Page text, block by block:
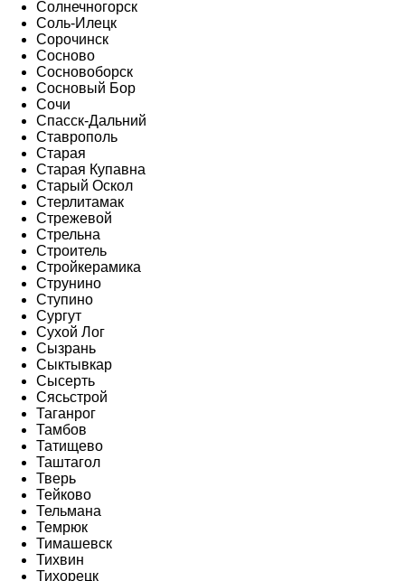
Солнечногорск
Соль-Илецк
Сорочинск
Сосново
Сосновоборск
Сосновый Бор
Сочи
Спасск-Дальний
Ставрополь
Старая
Старая Купавна
Старый Оскол
Стерлитамак
Стрежевой
Стрельна
Строитель
Стройкерамика
Струнино
Ступино
Сургут
Сухой Лог
Сызрань
Сыктывкар
Сысерть
Сясьстрой
Таганрог
Тамбов
Татищево
Таштагол
Тверь
Тейково
Тельмана
Темрюк
Тимашевск
Тихвин
Тихорецк